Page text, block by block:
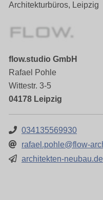
Architekturbüros, Leipzig
flow.studio GmbH
Rafael Pohle
Wittestr. 3-5
04178 Leipzig
034135569930
rafael.pohle@flow-
architekten-neubau.de